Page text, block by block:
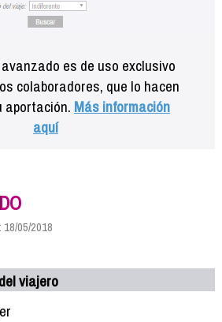
es de uso exclusivo
colaboradores, que lo hacen
aportación. Más información
aquí
05/2018
viajero